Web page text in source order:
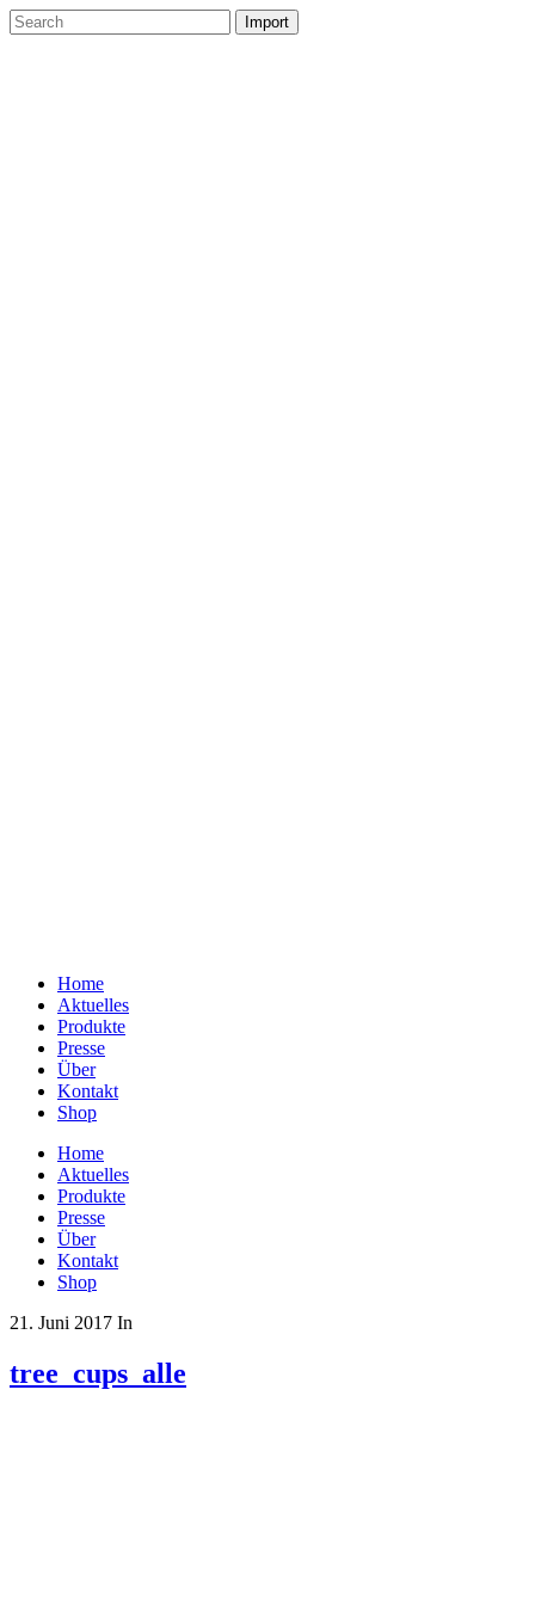
Home
Aktuelles
Produkte
Presse
Über
Kontakt
Shop
Home
Aktuelles
Produkte
Presse
Über
Kontakt
Shop
21. Juni 2017 In
tree_cups_alle